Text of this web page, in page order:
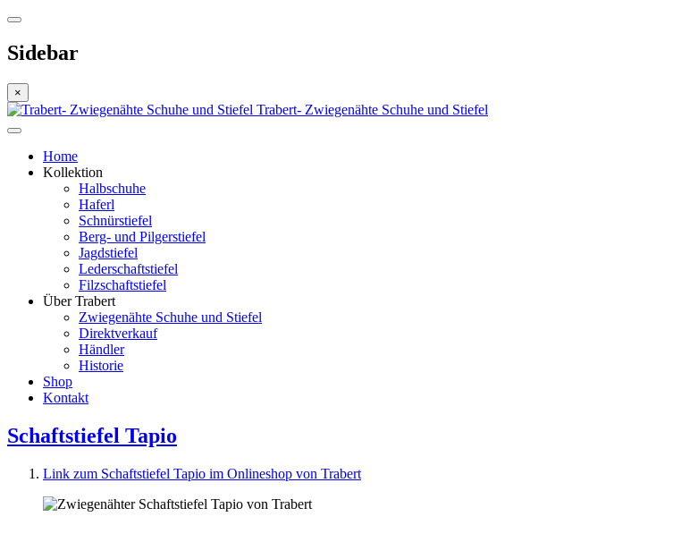
Sidebar
×
Trabert- Zwiegenähte Schuhe und Stiefel
Home
Kollektion
Halbschuhe
Haferl
Schnürstiefel
Berg- und Pilgerstiefel
Jagdstiefel
Lederschaftstiefel
Filzschaftstiefel
Über Trabert
Zwiegenähte Schuhe und Stiefel
Direktverkauf
Händler
Historie
Shop
Kontakt
Schaftstiefel Tapio
Link zum Schaftstiefel Tapio im Onlineshop von Trabert